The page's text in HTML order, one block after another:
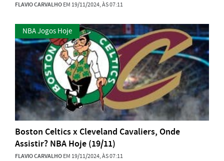
FLAVIO CARVALHOEM 19/11/2024, ÀS 07:11
NBA Jogos Hoje
Boston Celtics x Cleveland Cavaliers, Onde
Assistir? NBA Hoje (19/11)
FLAVIO CARVALHOEM 19/11/2024, ÀS 07:11